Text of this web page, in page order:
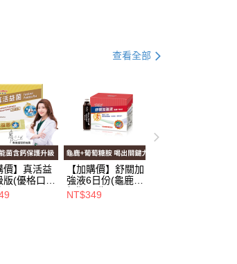
限公司」（以下簡稱本公司）所提供，讓
商品或服務，並由商店將買賣／分期付
約使用本公司帳單繳交帳款。
期」之契約關係目的，商店將以您的個人
供予台灣大哥大進項蒐集、處理及利
單所需資料之確認、核對及更正。
連結：
https://oppay.tw/userRule
證，即可結帳。
再付款。
享後付」後，將跳轉至「AFTEE先享後
費通知簡訊。
點擊此簡訊中的連結，可透過四大超商
進行付款，方視為交易完成。
立刻繳費，但若您需要取消訂單，請聯
取消之訂單仍視為有效，需透過AFTEE
後付 」之結帳頁面顯示為準，若有關於
款等相關疑問，請聯繫「AFTEE先享後
support/home
Hami Point 折抵消費金額 (1點等於1
上)免運費
上)免運費
上)免運費
查看全部
價】真活益
版(優格口
/
【加購價】舒關加
強液6日份(龜鹿升
級版)(6瓶/
盒)_A000249
NT$349